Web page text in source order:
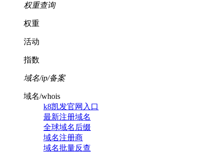
权重查询
权重
活动
指数
域名/ip/备案
域名/whois
k8凯发官网入口
最新注册域名
全球域名后缀
域名注册商
域名批量反查